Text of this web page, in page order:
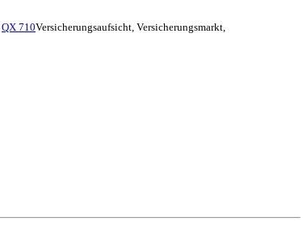
QX 710Versicherungsaufsicht, Versicherungsmarkt,